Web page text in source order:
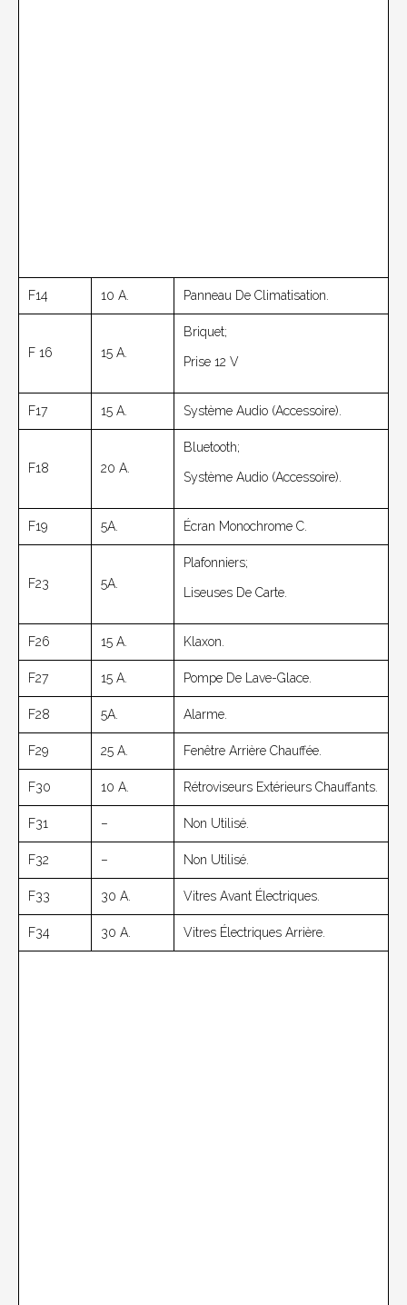
F14 10 A. Panneau De Climatisation.
F 16 15 A.
Briquet;
Prise 12 V
F17 15 A. Système Audio (accessoire).
F18 20 A.
Bluetooth;
Système Audio (accessoire).
F19 5A. Écran Monochrome C.
F23 5A.
Plafonniers;
Liseuses De Carte.
F26 15 A. Klaxon.
F27 15 A. Pompe De Lave-Glace.
F28 5A. Alarme.
F29 25 A. Fenêtre Arrière Chauffée.
F30 10 A. Rétroviseurs Extérieurs Chauffants.
F31 – Non Utilisé.
F32 – Non Utilisé.
F33 30 A. Vitres Avant Électriques.
F34 30 A. Vitres Électriques Arrière.